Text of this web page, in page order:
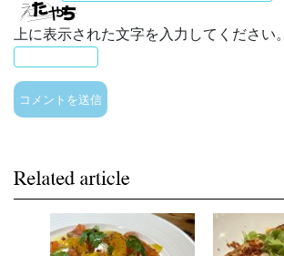
上に表示された文字を入力してください。